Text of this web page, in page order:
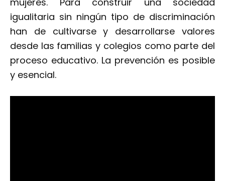
igualitaria sin ningún tipo de discriminación
han de cultivarse y desarrollarse valores
desde las familias y colegios como parte del
proceso educativo. La prevención es posible
y esencial.